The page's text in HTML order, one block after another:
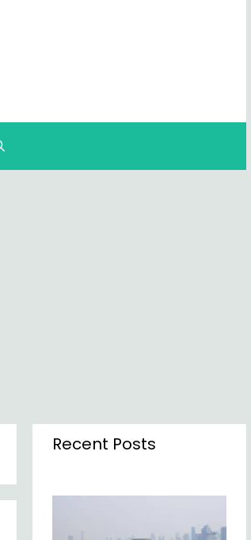
Recent Posts